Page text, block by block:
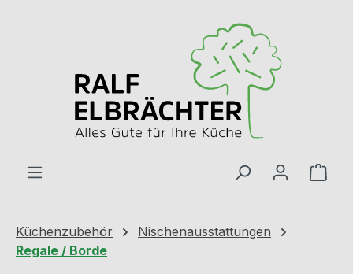
Küchenzubehör
Nischenausstattungen
Regale / Borde